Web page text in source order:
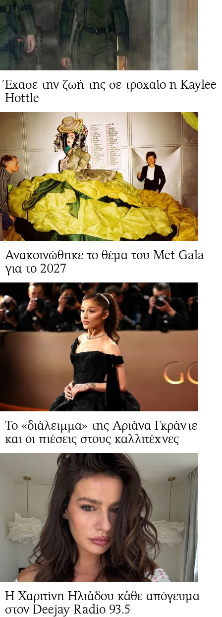
Έχασε την ζωή της σε τροχαίο η Kaylee
Hottle
Ανακοινώθηκε το θέμα του Met Gala
για το 2027
Το «διάλειμμα» της Αριάνα Γκράντε
και οι πιέσεις στους καλλιτέχνες
Η Χαριτίνη Ηλιάδου κάθε απόγευμα
στον Deejay Radio 93.5